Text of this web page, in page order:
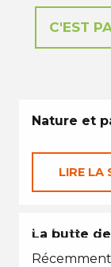
Nature et
LIRE LA
VACANCES D'ÉTÉ
La butte